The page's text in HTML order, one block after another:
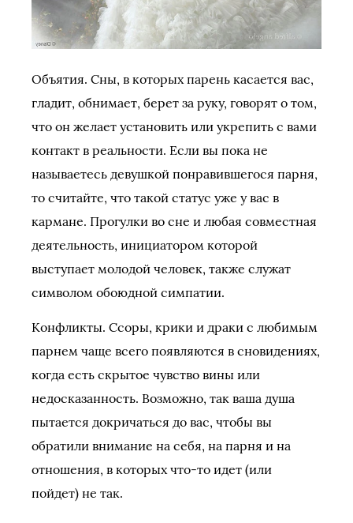
Объятия. Сны, в которых парень касается вас,
гладит, обнимает, берет за руку, говорят о том,
что он желает установить или укрепить с вами
контакт в реальности. Если вы пока не
называетесь девушкой понравившегося парня,
то считайте, что такой статус уже у вас в
кармане. Прогулки во сне и любая совместная
деятельность, инициатором которой
выступает молодой человек, также служат
символом обоюдной симпатии.
Конфликты. Ссоры, крики и драки с любимым
парнем чаще всего появляются в сновидениях,
когда есть скрытое чувство вины или
недосказанность. Возможно, так ваша душа
пытается докричаться до вас, чтобы вы
обратили внимание на себя, на парня и на
отношения, в которых что-то идет (или
пойдет) не так.